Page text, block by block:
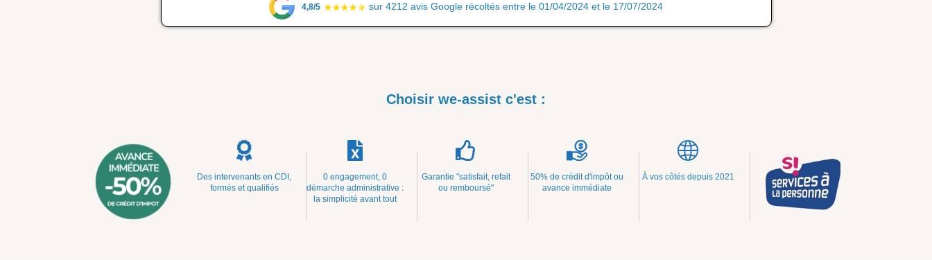
4,8/5 sur 4212 avis Google récoltés entre le 01/04/2024 et le 17/07/2024
Choisir we-assist c'est :
Des intervenants en CDI,
formés et qualifiés
0 engagement, 0
démarche administrative :
la simplicité avant tout
Garantie "satisfait, refait
ou remboursé"
50% de crédit d'impôt ou
avance immédiate
À vos côtés depuis 2021